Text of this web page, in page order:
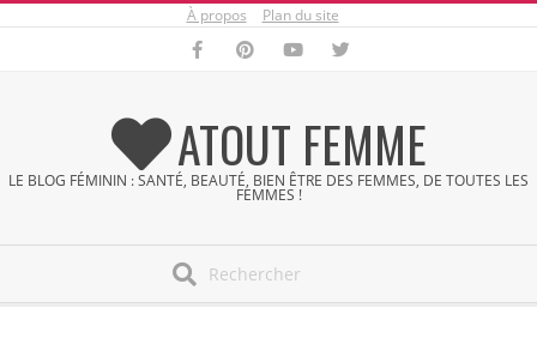
À propos Plan du site
ATOUT FEMME
LE BLOG FÉMININ : SANTÉ, BEAUTÉ, BIEN ÊTRE DES FEMMES, DE TOUTES LES
FEMMES !